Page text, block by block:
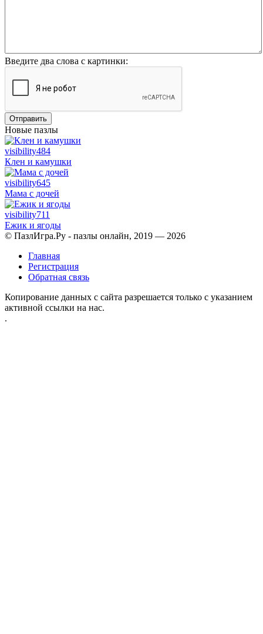
Введите два слова с картинки:
Отправить
Новые пазлы
visibility484
Клен и камушки
visibility645
Мама с дочей
visibility711
Ежик и ягоды
© ПазлИгра.Ру - пазлы онлайн, 2019 — 2026
Главная
Регистрация
Обратная связь
Копирование данных с сайта разрешается только с указанием
активной ссылки на нас.
.